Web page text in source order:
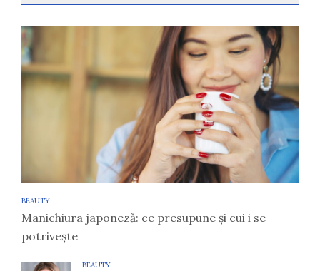
BEAUTY
Manichiura japoneză: ce presupune și cui i se
potrivește
BEAUTY